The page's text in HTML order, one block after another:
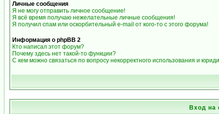
Личные сообщения
Я не могу отправить личное сообщение!
Я всё время получаю нежелательные личные сообщения!
Я получил спам или оскорбительный e-mail от кого-то с этого форума!
Информация о phpBB 2
Кто написал этот форум?
Почему здесь нет такой-то функции?
С кем можно связаться по вопросу некорректного использования и
Вход на